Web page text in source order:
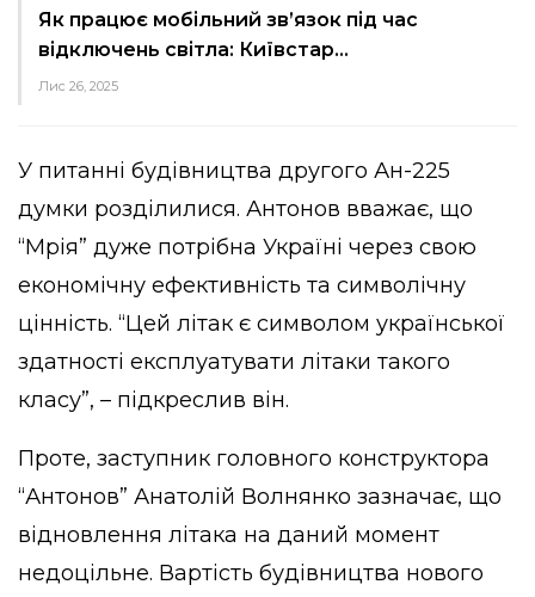
Як працює мобільний зв’язок під час
відключень світла: Київстар…
Лис 26, 2025
У питанні будівництва другого Ан-225
думки розділилися. Антонов вважає, що
“Мрія” дуже потрібна Україні через свою
економічну ефективність та символічну
цінність. “Цей літак є символом української
здатності експлуатувати літаки такого
класу”, – підкреслив він.
Проте, заступник головного конструктора
“Антонов” Анатолій Волнянко зазначає, що
відновлення літака на даний момент
недоцільне. Вартість будівництва нового